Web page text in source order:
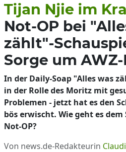
Tijan Njie im
Not-OP bei
zählt"-
Sorge um
In der Daily-Soap "Alles was
in der Rolle des Moritz mit
Problemen - jetzt hat es den
bös erwischt. Wie geht es
Not-OP?
Von news.de-Redakteurin